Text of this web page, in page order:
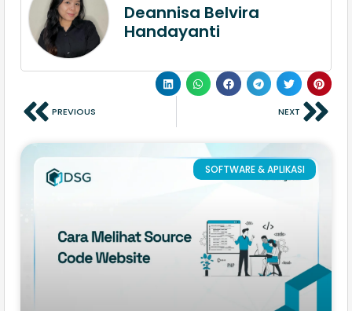
Deannisa Belvira
Handayanti
PREVIOUS NEXT
SOFTWARE & APLIKASI